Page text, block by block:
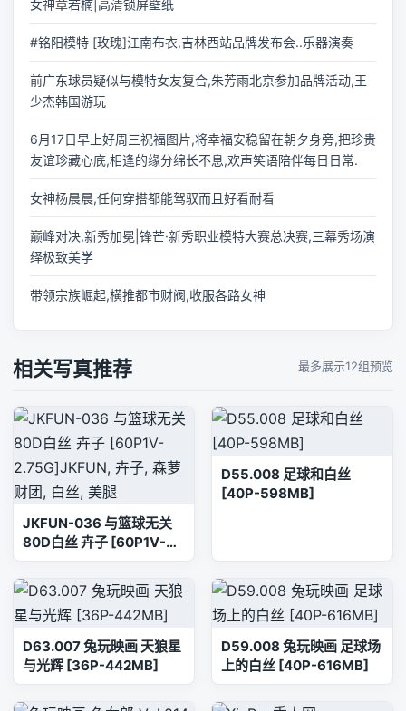
女神章若楠|高清锁屏壁纸
#铭阳模特 [玫瑰]江南布衣,吉林西站品牌发布会..乐器演奏
前广东球员疑似与模特女友复合,朱芳雨北京参加品牌活动,王
少杰韩国游玩
6月17日早上好周三祝福图片,将幸福安稳留在朝夕身旁,把珍贵
友谊珍藏心底,相逢的缘分绵长不息,欢声笑语陪伴每日日常.
女神杨晨晨,任何穿搭都能驾驭而且好看耐看
巅峰对决,新秀加冕|锋芒·新秀职业模特大赛总决赛,三幕秀场演
绎极致美学
带领宗族崛起,横推都市财阀,收服各路女神
相关写真推荐 最多展示12组预览
JKFUN-036 与篮球无关
80D白丝 卉子 [60P1V-
2.75G]JKFUN, 卉子, 森萝
财团, 白丝, 美腿
D55.008 足球和白丝
[40P-598MB]
D63.007 兔玩映画 天狼星
与光辉 [36P-442MB]
D59.008 兔玩映画 足球场
上的白丝 [40P-616MB]